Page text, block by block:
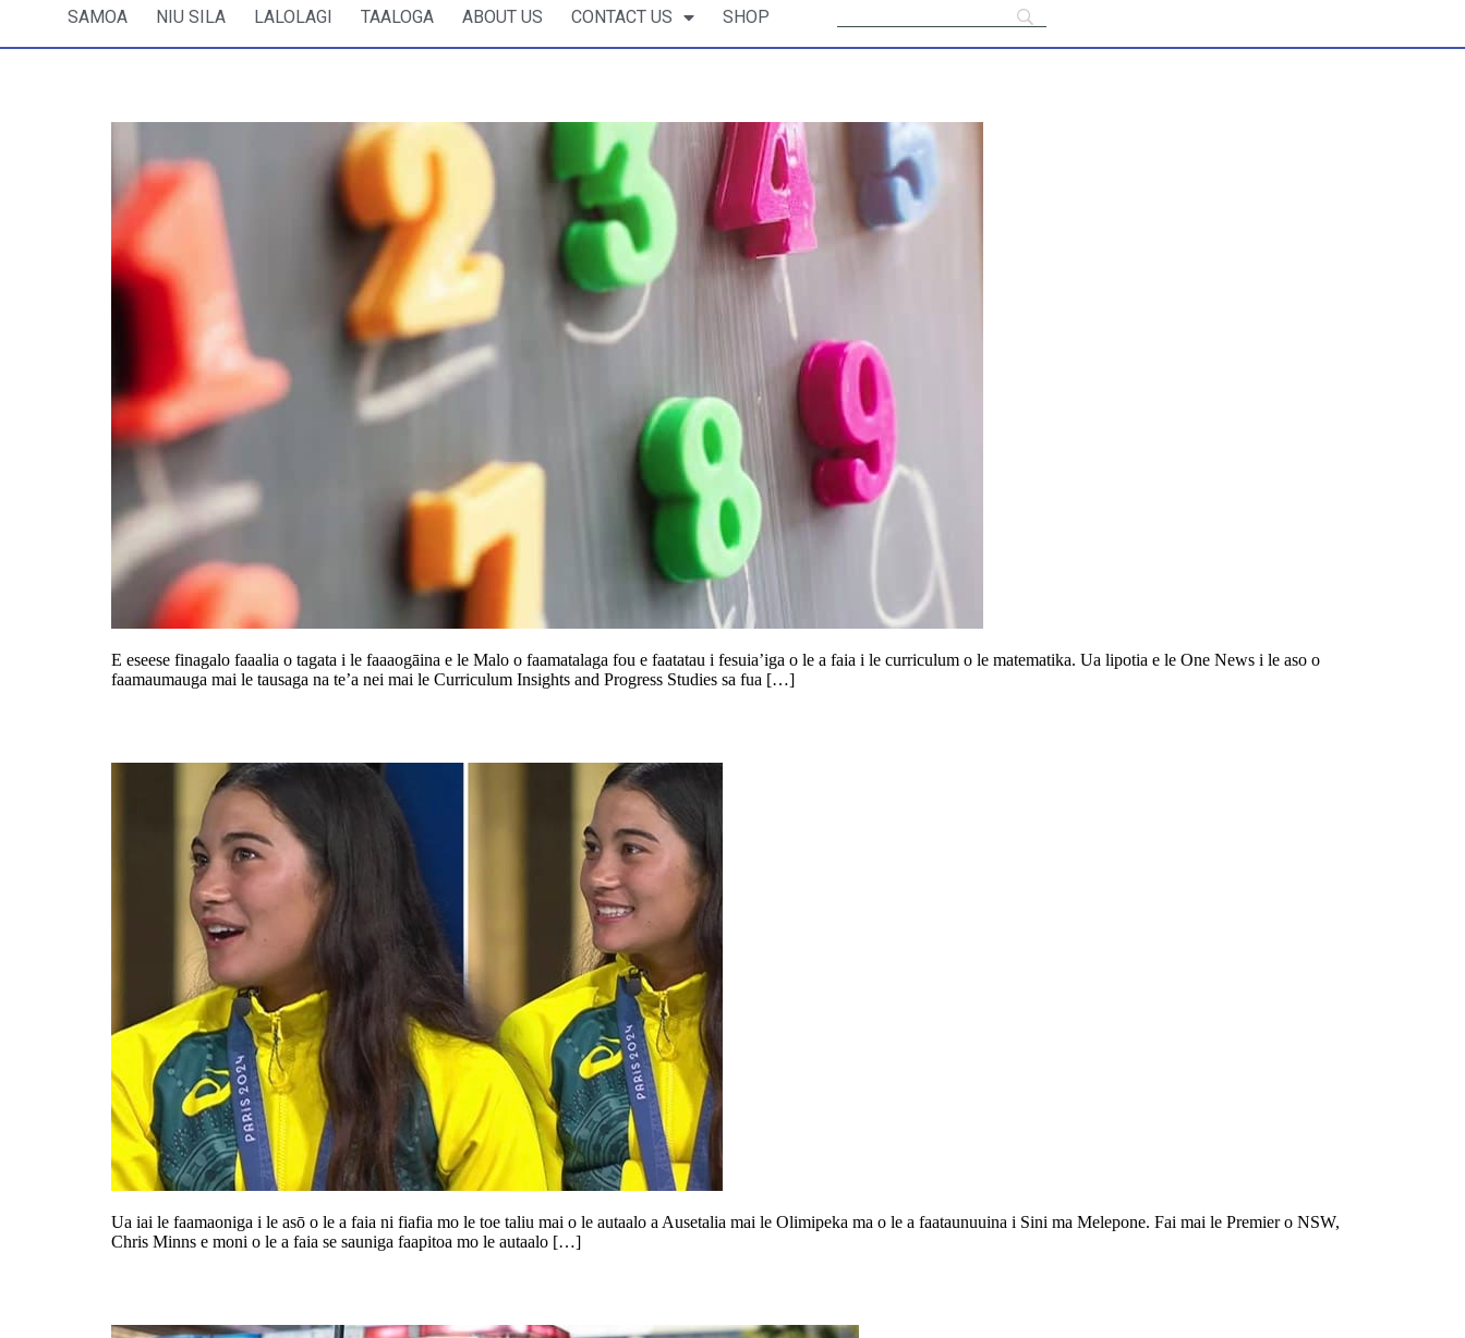
SAMOA NIU SILA LALOLAGI TAALOGA ABOUT US CONTACT US SHOP
E eseese finagalo faaalia o tagata i le faaaogāina e le Malo o faamatalaga fou e faatatau i fesuia’iga o le a faia i le curriculum o le matematika. Ua lipotia e le One News i le aso o
faamaumauga mai le tausaga na te’a nei mai le Curriculum Insights and Progress Studies sa fua […]
Ua iai le faamaoniga i le asō o le a faia ni fiafia mo le toe taliu mai o le autaalo a Ausetalia mai le Olimipeka ma o le a faataunuuina i Sini ma Melepone. Fai mai le Premier o NSW,
Chris Minns e moni o le a faia se sauniga faapitoa mo le autaalo […]